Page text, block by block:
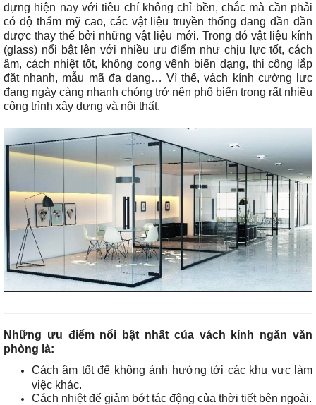
dựng hiện nay với tiêu chí không chỉ bền, chắc mà cần phải
có độ thẩm mỹ cao, các vật liệu truyền thống đang dần dần
được thay thế bởi những vật liệu mới. Trong đó vật liệu kính
(glass) nổi bật lên với nhiều ưu điểm như chịu lực tốt, cách
âm, cách nhiệt tốt, không cong vênh biến dạng, thi công lắp
đặt nhanh, mẫu mã đa dạng… Vì thế, vách kính cường lực
đang ngày càng nhanh chóng trở nên phổ biến trong rất nhiều
công trình xây dựng và nội thất.
Những ưu điểm nổi bật nhất của vách kính ngăn văn
phòng là:
Cách âm tốt để không ảnh hưởng tới các khu vực làm
việc khác.
Cách nhiệt để giảm bớt tác động của thời tiết bên ngoài.